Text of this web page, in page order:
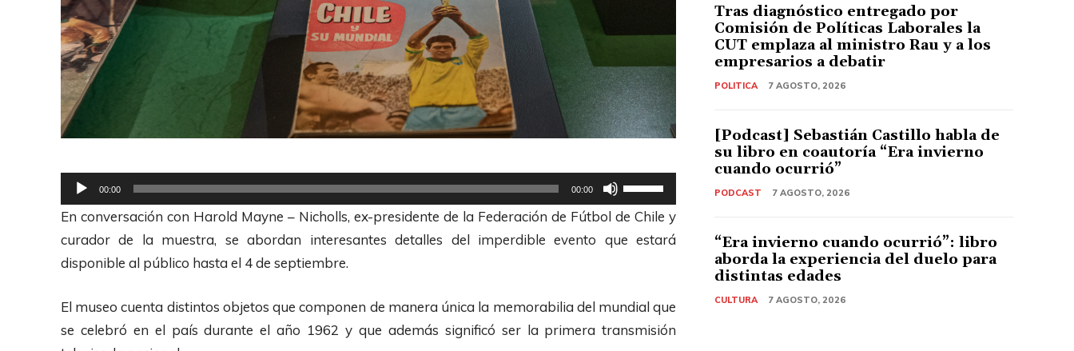
e
d
c
00:00 00:00
U
t
En conversación con Harold Mayne – Nicholls, ex-presidente de la Federación de Fútbol de Chile y
curador de la muestra, se abordan interesantes detalles del imperdible evento que estará
disponible al público hasta el 4 de septiembre.
El museo cuenta distintos objetos que componen de manera única la memorabilia del mundial que
se celebró en el país durante el año 1962 y que además significó ser la primera transmisión
Tras diagnóstico entregado por
Comisión de Políticas Laborales la
CUT emplaza al ministro Rau y a los
empresarios a debatir
POLITICA 7 AGOSTO, 2026
[Podcast] Sebastián Castillo habla de
su libro en coautoría “Era invierno
cuando ocurrió”
PODCAST 7 AGOSTO, 2026
“Era invierno cuando ocurrió”: libro
aborda la experiencia del duelo para
distintas edades
CULTURA 7 AGOSTO, 2026